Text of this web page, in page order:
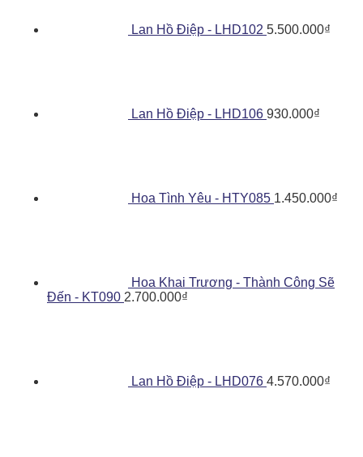
Lan Hồ Điệp - LHD102 5.500.000₫
Lan Hồ Điệp - LHD106 930.000₫
Hoa Tình Yêu - HTY085 1.450.000₫
Hoa Khai Trương - Thành Công Sẽ
Đến - KT090 2.700.000₫
Lan Hồ Điệp - LHD076 4.570.000₫